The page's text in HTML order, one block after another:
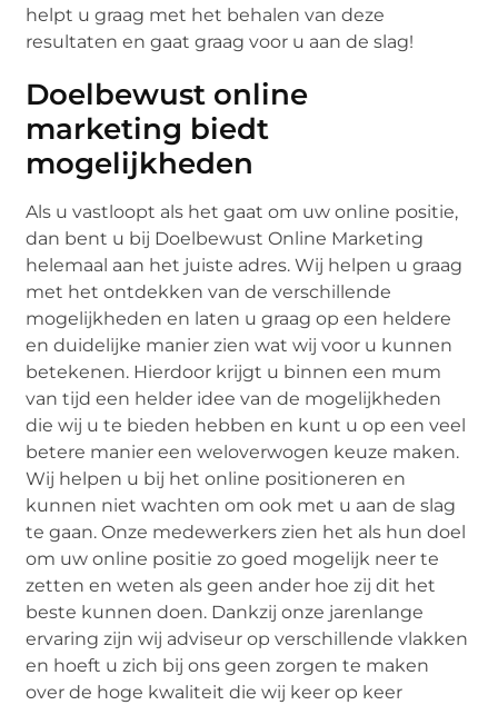
helpt u graag met het behalen van deze
resultaten en gaat graag voor u aan de slag!
Doelbewust online
marketing biedt
mogelijkheden
Als u vastloopt als het gaat om uw online positie,
dan bent u bij Doelbewust Online Marketing
helemaal aan het juiste adres. Wij helpen u graag
met het ontdekken van de verschillende
mogelijkheden en laten u graag op een heldere
en duidelijke manier zien wat wij voor u kunnen
betekenen. Hierdoor krijgt u binnen een mum
van tijd een helder idee van de mogelijkheden
die wij u te bieden hebben en kunt u op een veel
betere manier een weloverwogen keuze maken.
Wij helpen u bij het online positioneren en
kunnen niet wachten om ook met u aan de slag
te gaan. Onze medewerkers zien het als hun doel
om uw online positie zo goed mogelijk neer te
zetten en weten als geen ander hoe zij dit het
beste kunnen doen. Dankzij onze jarenlange
ervaring zijn wij adviseur op verschillende vlakken
en hoeft u zich bij ons geen zorgen te maken
over de hoge kwaliteit die wij keer op keer